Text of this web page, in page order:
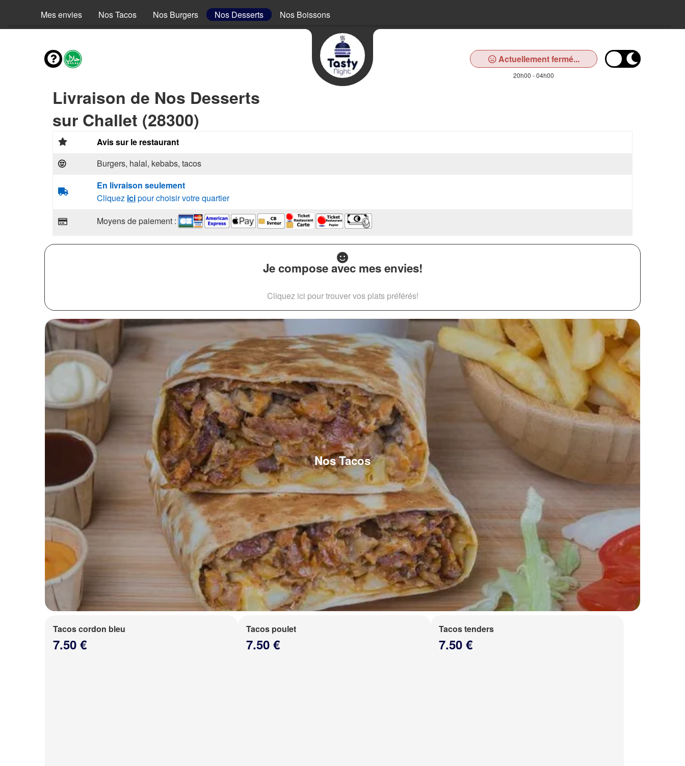
Mes envies Nos Tacos Nos Burgers Nos Desserts Nos Boissons
Actuellement fermé...
20h00 - 04h00
Livraison de Nos Desserts
sur Challet (28300)
Avis sur le restaurant
Burgers, halal, kebabs, tacos
En livraison seulement
Cliquez icipour choisir votre quartier
Moyens de paiement :
Je compose avec mes envies!
Cliquez ici pour trouver vos plats préférés!
Nos Tacos
Tacos cordon bleu
7.50 €
Tacos poulet
7.50 €
Tacos tenders
7.50 €